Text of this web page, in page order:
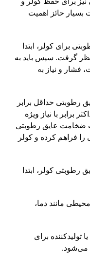
حائز اهمیت
برای کولر، ابتدا
گرفت. سپس باید به
فشار و نیاز به
حداقل برابر
برابر با نیاز ویژه
ضخامت عایق رطوبتی
را فراهم کرده و کولر
کولر، ابتدا
مانند دما،
تولیدکننده برای
می‌شود.